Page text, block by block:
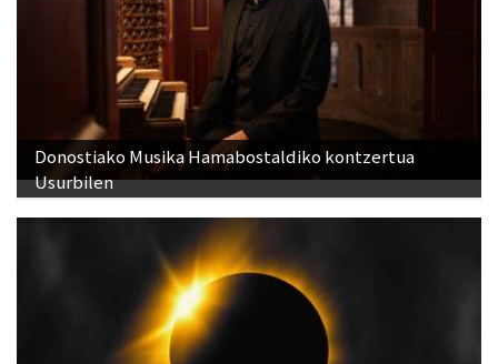
Donostiako Musika Hamabostaldiko kontzertua
Usurbilen